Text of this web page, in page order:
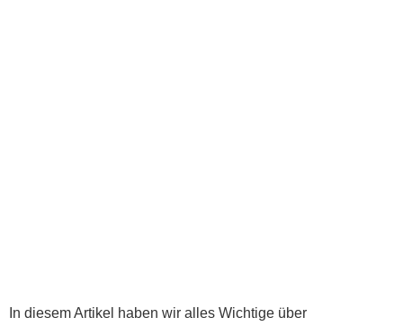
In diesem Artikel haben wir alles Wichtige über